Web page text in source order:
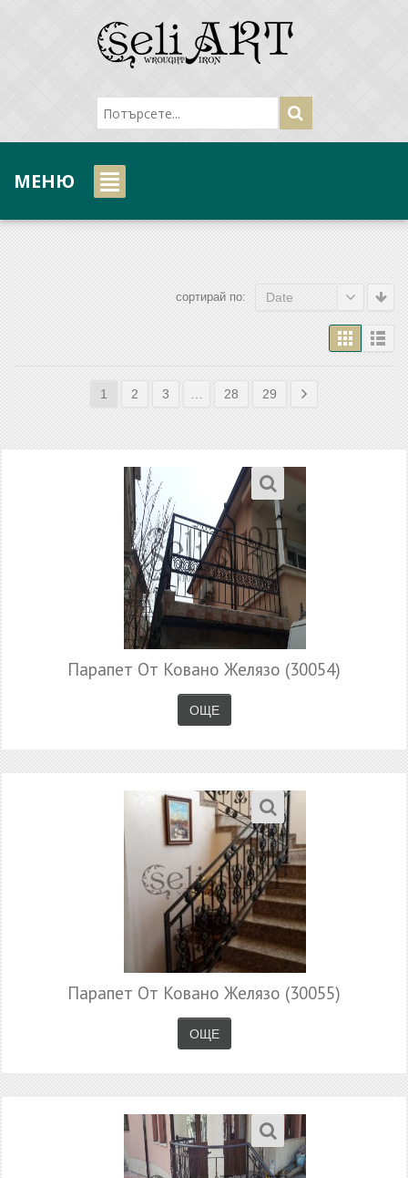
МЕНЮ
сортирай по: Date
1 2 3 … 28 29
Парапет От Ковано Желязо (30054)
ОЩЕ
Парапет От Ковано Желязо (30055)
ОЩЕ